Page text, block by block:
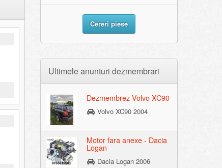
Cereri piese
Ultimele anunturi dezmembrari
Dezmembrez Volvo XC90
Volvo XC90 2004
Motor fara anexe - Dacia
Logan
Dacia Logan 2006